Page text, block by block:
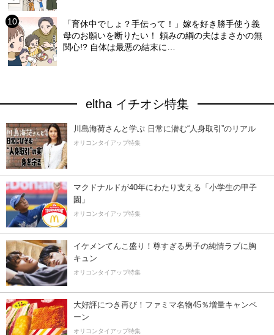
「育休中でしょ？手伝って！」嫁を好き勝手使う義
母のお願いを断りたい！ 頼みの綱の夫はまさかの無
関心!? 自体は最悪の結末に…
eltha イチオシ特集
川島海荷さんと学ぶ 日常に潜む“人身取引”のリアル
オリコンタイアップ特集
マクドナルドが40年にわたり支える「小学生の甲子
園」
オリコンタイアップ特集
イケメンてんこ盛り！尊すぎる男子の純情ラブに胸
キュン
オリコンタイアップ特集
大好評につき再び！ファミマ名物45％増量キャンペ
ーン
オリコンタイアップ特集